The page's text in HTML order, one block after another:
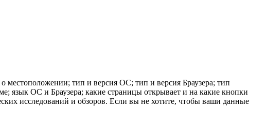
местоположении; тип и версия ОС; тип и версия Браузера; тип
язык ОС и Браузера; какие страницы открывает и на какие кнопки
исследований и обзоров. Если вы не хотите, чтобы ваши данные